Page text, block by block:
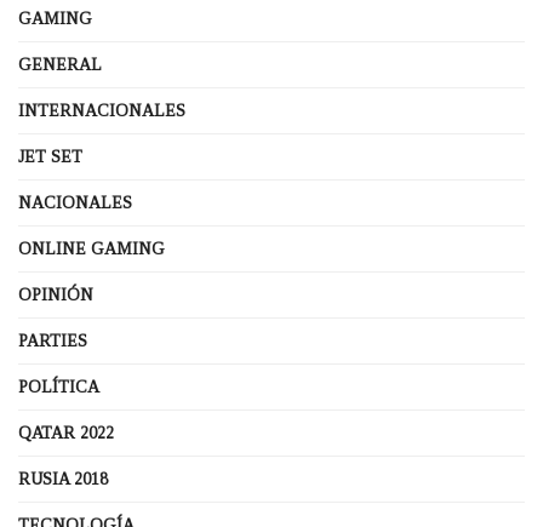
GAMING
GENERAL
INTERNACIONALES
JET SET
NACIONALES
ONLINE GAMING
OPINIÓN
PARTIES
POLÍTICA
QATAR 2022
RUSIA 2018